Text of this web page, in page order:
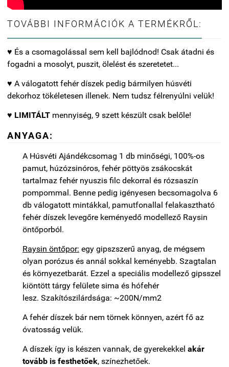
TOVÁBBI INFORMÁCIÓK A TERMÉKRŐL:
♥ És a csomagolással sem kell bajlódnod! Csak átadni és
fogadni a mosolyt, puszit, ölelést és szeretetet...
♥ A válogatott fehér díszek pedig bármilyen húsvéti
dekorhoz tökéletesen illenek. Nem tudsz félrenyúlni velük!
♥ LIMITÁLT mennyiség, 9 szett készült csak belőle!
ANYAGA:
A Húsvéti Ajándékcsomag 1 db minőségi, 100%-os
pamut, húzózsinóros, fehér pöttyös zsákocskát
tartalmaz fehér nyuszis filc dekorral és rózsaszín
pompommal. Benne pedig igényesen becsomagolva 6
db válogatott mintákkal, pamutfonallal felakasztható
fehér díszek levegőre keményedő modellező Raysin
öntőporból.
Raysin öntőpor: egy gipszszerű anyag, de mégsem
olyan porózus és annál sokkal keményebb. Szagtalan
és környezetbarát. Ezzel a speciális modellező gipsszel
kiöntött tárgy felülete sima és hófehér
lesz. Szakítószilárdsága: ~200N/mm2
A fehér díszek bár nem törnek könnyen, azért fő az
óvatosság velük.
A díszek így is készen vannak, de gyerekekkel akár
tovább is festhetőek, színezhetőek.